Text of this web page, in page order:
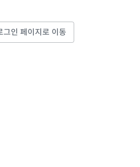
그인 페이지로 이동